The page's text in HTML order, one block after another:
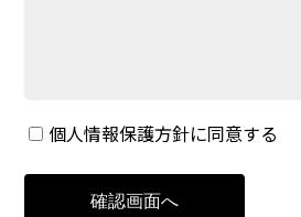
個人情報保護方針に同意する